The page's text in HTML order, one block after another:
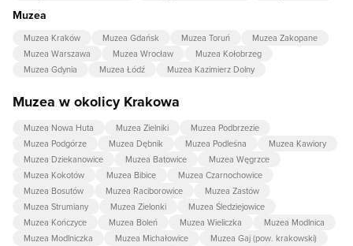
Muzea
Muzea Kraków Muzea Gdańsk Muzea Toruń
Muzea Zakopane
Muzea Warszawa
Muzea Wrocław
Muzea Kołobrzeg
Muzea Gdynia
Muzea Łódź Muzea Kazimierz Dolny
Muzea w okolicy Krakowa
Muzea Nowa Huta Muzea Zielniki
Muzea Podbrzezie
Muzea Podgórze
Muzea Dębnik Muzea Podleśna
Muzea Kawiory
Muzea Dziekanowice
Muzea Batowice
Muzea Węgrzce
Muzea Kokotów
Muzea Bibice
Muzea Czarnochowice
Muzea Bosutów
Muzea Raciborowice
Muzea Zastów
Muzea Strumiany
Muzea Zielonki
Muzea Śledziejowice
Muzea Kończyce
Muzea Boleń Muzea Wieliczka
Muzea Modlnica
Muzea Modlniczka
Muzea Michałowice
Muzea Gaj (pow. krakowski)